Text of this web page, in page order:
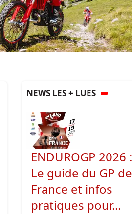
NEWS LES + LUES
ENDUROGP 2026 :
Le guide du GP de
France et infos
pratiques pour...